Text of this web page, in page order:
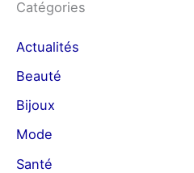
Catégories
Actualités
Beauté
Bijoux
Mode
Santé